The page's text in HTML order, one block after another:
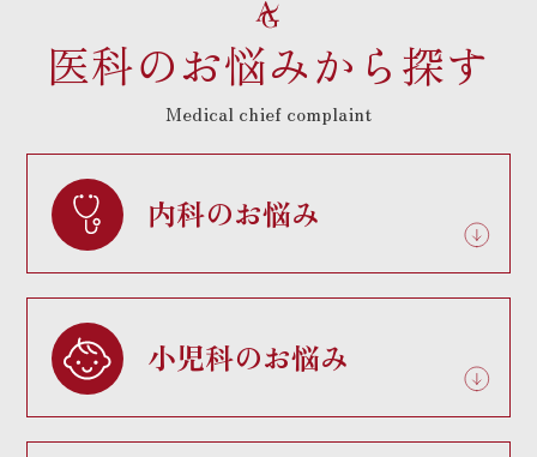
医科のお悩みから探す
Medical chief complaint
内科のお悩み
小児科のお悩み